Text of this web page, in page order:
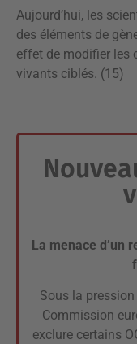
Aujourd’hui, les
des éléments de
effet de modifier les
vivants ciblés. (15)
La menace d’un
Sous la
Commission
exclure certains